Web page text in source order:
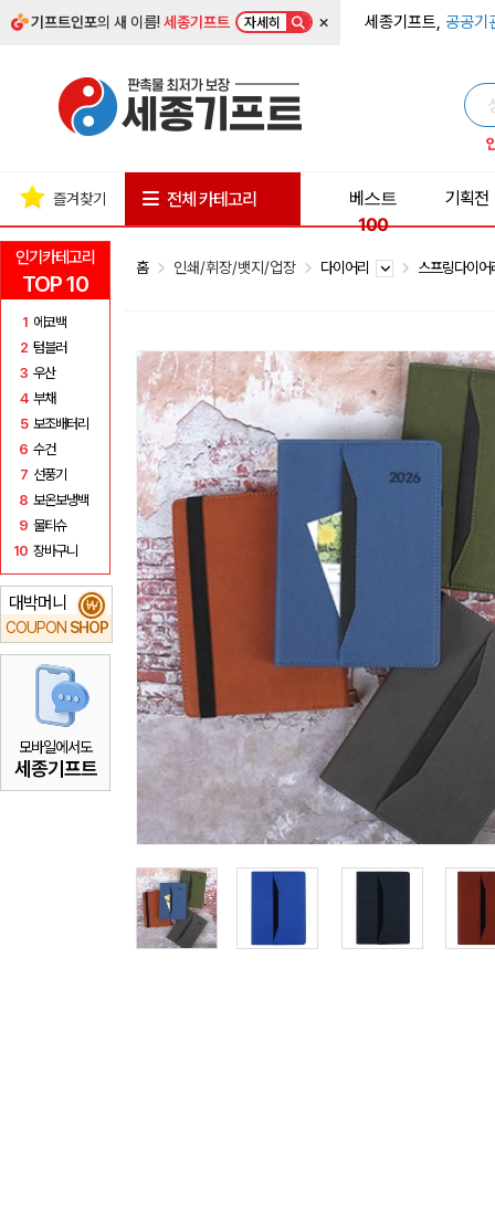
기프트인포의 새 이름!세종기프트 자세히 × 세종기프트, 공공기
인기카테고리
TOP 10
1 에코백
2 텀블러
3 우산
4 부채
5 보조배터리
6 수건
7 선풍기
8 보온보냉백
9 물티슈
10 장바구니
대박머니
COUPON SHOP
₩
모바일에서도
세종기프트
즐겨찾기 전체 카테고리
베스트
100
기획전
홈 인쇄/휘장/뱃지/업장 다이어리 스프링다이